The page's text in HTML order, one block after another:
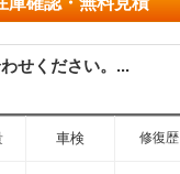
せください。...
車検 修復歴